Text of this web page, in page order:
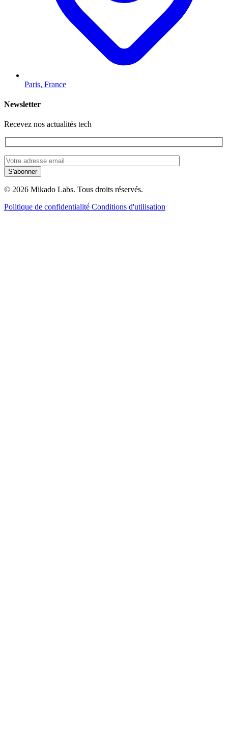
Paris, France
Newsletter
Recevez nos actualités tech
© 2026 Mikado Labs. Tous droits réservés.
Politique de confidentialité Conditions d'utilisation